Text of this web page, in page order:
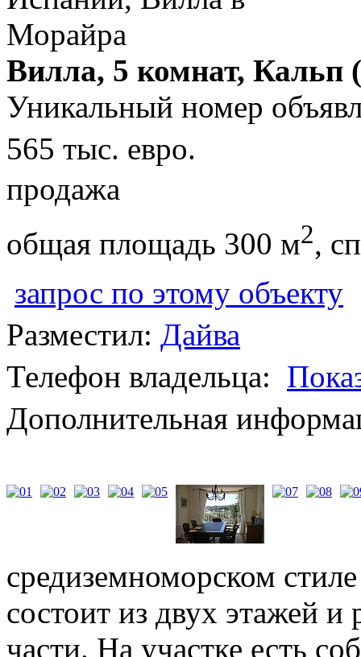
Вилла, 5 комнат, Кальп
Уникальный номер
565 тыс. евро.
продажа
общая площадь 300 м2,
запрос по этому объекту
Разместил: Дайва
Телефон владельца:
Дополнительная
средиземноморском
состоит из двух этажей и
части. На участке есть